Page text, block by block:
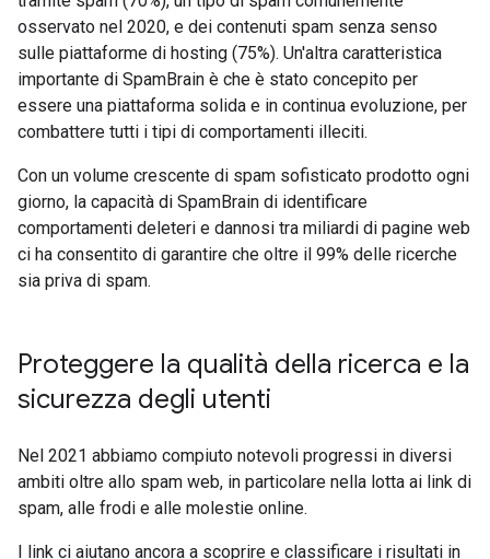
osservato nel 2020, e dei contenuti spam senza senso
sulle piattaforme di hosting (75%). Un'altra caratteristica
importante di SpamBrain è che è stato concepito per
essere una piattaforma solida e in continua evoluzione, per
combattere tutti i tipi di comportamenti illeciti.
Con un volume crescente di spam sofisticato prodotto ogni
giorno, la capacità di SpamBrain di identificare
comportamenti deleteri e dannosi tra miliardi di pagine web
ci ha consentito di garantire che oltre il 99% delle ricerche
sia priva di spam.
Proteggere la qualità della ricerca e la
sicurezza degli utenti
Nel 2021 abbiamo compiuto notevoli progressi in diversi
ambiti oltre allo spam web, in particolare nella lotta ai link di
spam, alle frodi e alle molestie online.
I link ci aiutano ancora a scoprire e classificare i risultati in